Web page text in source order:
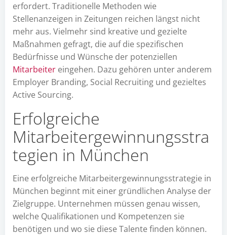
erfordert. Traditionelle Methoden wie
Stellenanzeigen in Zeitungen reichen längst nicht
mehr aus. Vielmehr sind kreative und gezielte
Maßnahmen gefragt, die auf die spezifischen
Bedürfnisse und Wünsche der potenziellen
Mitarbeiter eingehen. Dazu gehören unter anderem
Employer Branding, Social Recruiting und gezieltes
Active Sourcing.
Erfolgreiche
Mitarbeitergewinnungsstra
tegien in München
Eine erfolgreiche Mitarbeitergewinnungsstrategie in
München beginnt mit einer gründlichen Analyse der
Zielgruppe. Unternehmen müssen genau wissen,
welche Qualifikationen und Kompetenzen sie
benötigen und wo sie diese Talente finden können.